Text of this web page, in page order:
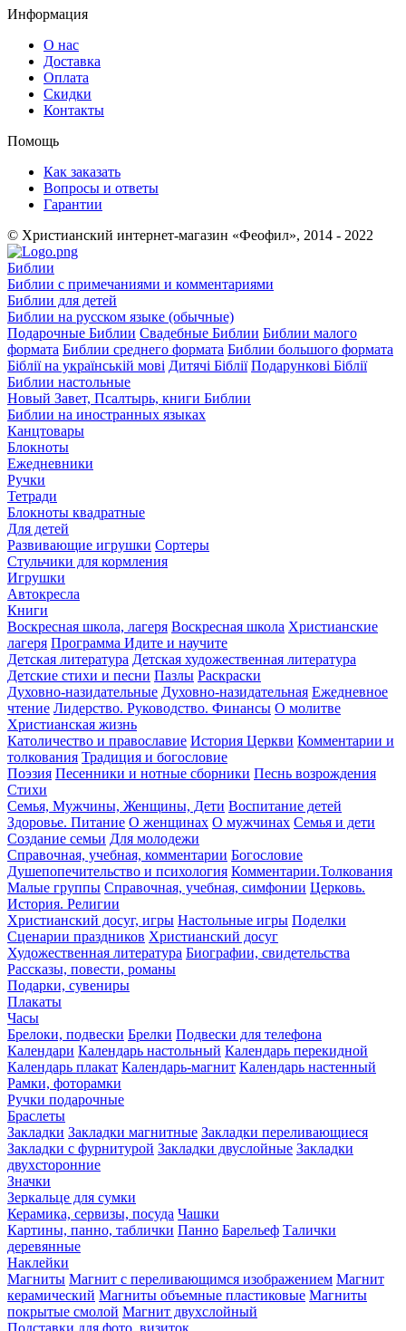
Информация
О нас
Доставка
Оплата
Скидки
Контакты
Помощь
Как заказать
Вопросы и ответы
Гарантии
© Христианский интернет-магазин «Феофил», 2014 - 2022
Библии
Библии с примечаниями и комментариями
Библии для детей
Библии на русском языке (обычные)
Подарочные Библии Свадебные Библии Библии малого
формата Библии среднего формата Библии большого формата
Біблії на українській мові Дитячі Біблії Подарункові Біблії
Библии настольные
Новый Завет, Псалтырь, книги Библии
Библии на иностранных языках
Канцтовары
Блокноты
Ежедневники
Ручки
Тетради
Блокноты квадратные
Для детей
Развивающие игрушки Сортеры
Стульчики для кормления
Игрушки
Автокресла
Книги
Воскресная школа, лагеря Воскресная школа Христианские
лагеря Программа Идите и научите
Детская литература Детская художественная литература
Детские стихи и песни Пазлы Раскраски
Духовно-назидательные Духовно-назидательная Ежедневное
чтение Лидерство. Руководство. Финансы О молитве
Христианская жизнь
Католичество и православие История Церкви Комментарии и
толкования Традиция и богословие
Поэзия Песенники и нотные сборники Песнь возрождения
Стихи
Семья, Мужчины, Женщины, Дети Воспитание детей
Здоровье. Питание О женщинах О мужчинах Семья и дети
Создание семьи Для молодежи
Справочная, учебная, комментарии Богословие
Душепопечительство и психология Комментарии.Толкования
Малые группы Справочная, учебная, симфонии Церковь.
История. Религии
Христианский досуг, игры Настольные игры Поделки
Сценарии праздников Христианский досуг
Художественная литература Биографии, свидетельства
Рассказы, повести, романы
Подарки, сувениры
Плакаты
Часы
Брелоки, подвески Брелки Подвески для телефона
Календари Календарь настольный Календарь перекидной
Календарь плакат Календарь-магнит Календарь настенный
Рамки, фоторамки
Ручки подарочные
Браслеты
Закладки Закладки магнитные Закладки переливающиеся
Закладки с фурнитурой Закладки двуслойные Закладки
двухсторонние
Значки
Зеркальце для сумки
Керамика, сервизы, посуда Чашки
Картины, панно, таблички Панно Барельеф Талички
деревянные
Наклейки
Магниты Магнит с переливающимся изображением Магнит
керамический Магниты объемные пластиковые Магниты
покрытые смолой Магнит двухслойный
Подставки для фото, визиток